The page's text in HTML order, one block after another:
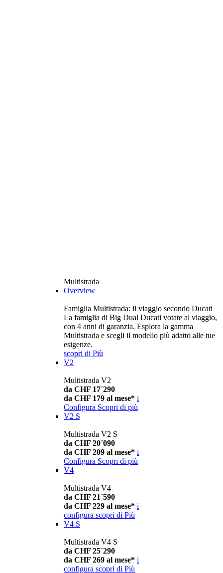
Multistrada
Overview
Famiglia Multistrada: il viaggio secondo Ducati
La famiglia di Big Dual Ducati votate al viaggio,
con 4 anni di garanzia. Esplora la gamma
Multistrada e scegli il modello più adatto alle tue
esigenze.
scopri di Più
V2
Multistrada V2
da CHF 17´290
da CHF 179 al mese* i
Configura Scopri di più
V2 S
Multistrada V2 S
da CHF 20´090
da CHF 209 al mese* i
Configura Scopri di più
V4
Multistrada V4
da CHF 21´590
da CHF 229 al mese* i
configura scopri di Più
V4 S
Multistrada V4 S
da CHF 25´290
da CHF 269 al mese* i
configura scopri di Più